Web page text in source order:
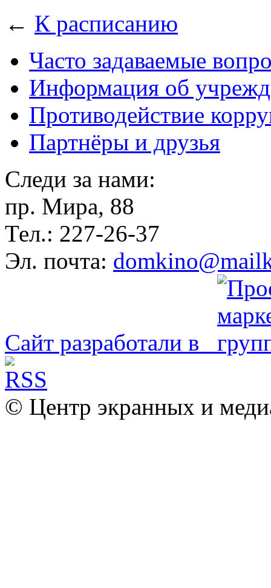
← К расписанию
Часто задаваемые
Информация об
Противодействие
Партнёры и друзья
Следи за нами:
пр. Мира, 88
Тел.: 227-26-37
Эл. почта:
Сайт разработали в
© Центр экранных и